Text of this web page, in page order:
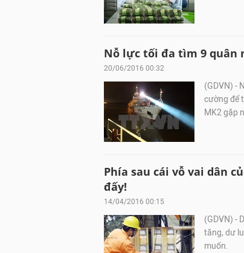
Nỗ lực tối đa tìm 9 quân
20/06/2016 00:32
(GDVN) -
cường để
MK2 gặp
Phía sau cái vỗ vai dân
đấy!
14/04/2016 00:15
(GDVN) -
tăng, dư
muốn.